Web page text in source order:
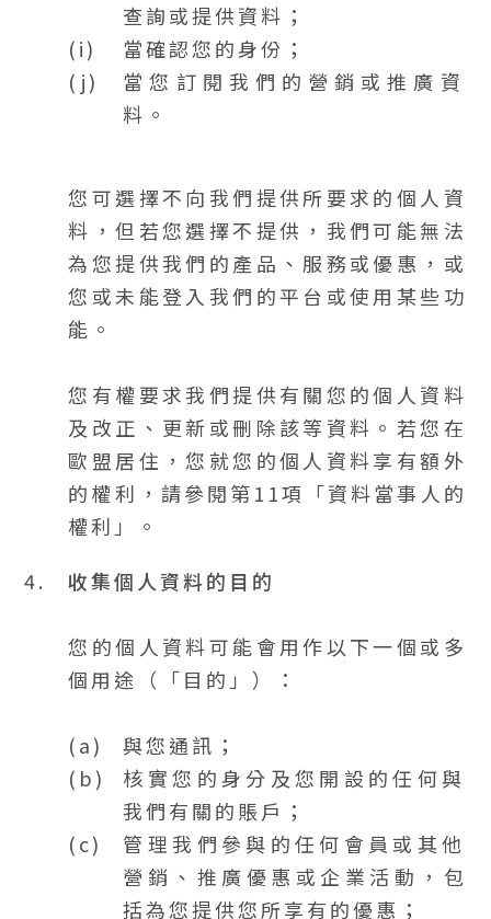
查詢或提供資料；
當確認您的身份；
當您訂閱我們的營銷或推廣資
料。
您可選擇不向我們提供所要求的個人資
料，但若您選擇不提供，我們可能無法
為您提供我們的產品、服務或優惠，或
您或未能登入我們的平台或使用某些功
能。
您有權要求我們提供有關您的個人資料
及改正、更新或刪除該等資料。若您在
歐盟居住，您就您的個人資料享有額外
的權利，請參閱第11項「資料當事人的
權利」。
4.
收集個人資料的目的
您的個人資料可能會用作以下一個或多
個用途（「目的」）：
與您通訊；
核實您的身分及您開設的任何與
我們有關的賬戶；
管理我們參與的任何會員或其他
營銷、推廣優惠或企業活動，包
括為您提供您所享有的優惠；